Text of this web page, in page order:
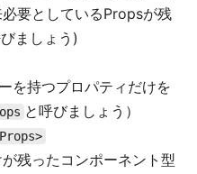
要としているPropsが残
ましょう)
を持つプロパティだけを
と呼びましょう）
残ったコンポーネント型